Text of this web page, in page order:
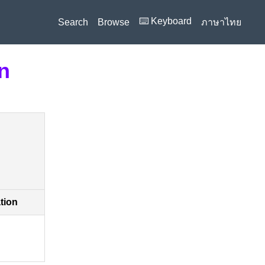
Search Browse ⌨️ Keyboard ภาษาไทย